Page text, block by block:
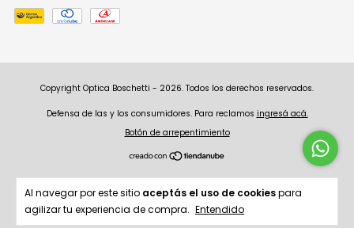
Al navegar por este sitio aceptás el uso de cookiespara
agilizar tu experiencia de compra. Entendido
Copyright Optica Boschetti - 2026. Todos los derechos reservados.
Defensa de las y los consumidores. Para reclamos ingresá acá.
Botón de arrepentimiento